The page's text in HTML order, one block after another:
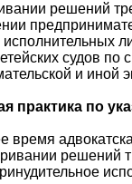
решений
судов
и иной
практика по
время
решений